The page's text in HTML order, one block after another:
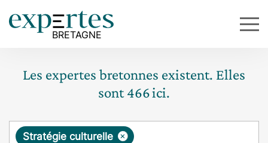
Les expertes bretonnes existent. Elles
sont466ici.
R
×
Stratégie culturelle